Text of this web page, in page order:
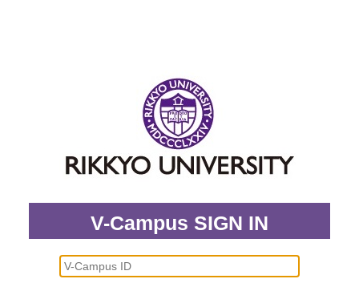
V-Campus SIGN IN